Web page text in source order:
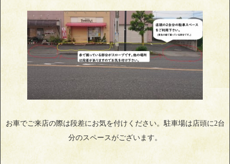
お車でご来店の際は段差にお気を付けください。駐車場は店頭に2台
分のスペースがございます。